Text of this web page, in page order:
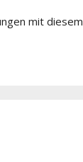
mit diesem